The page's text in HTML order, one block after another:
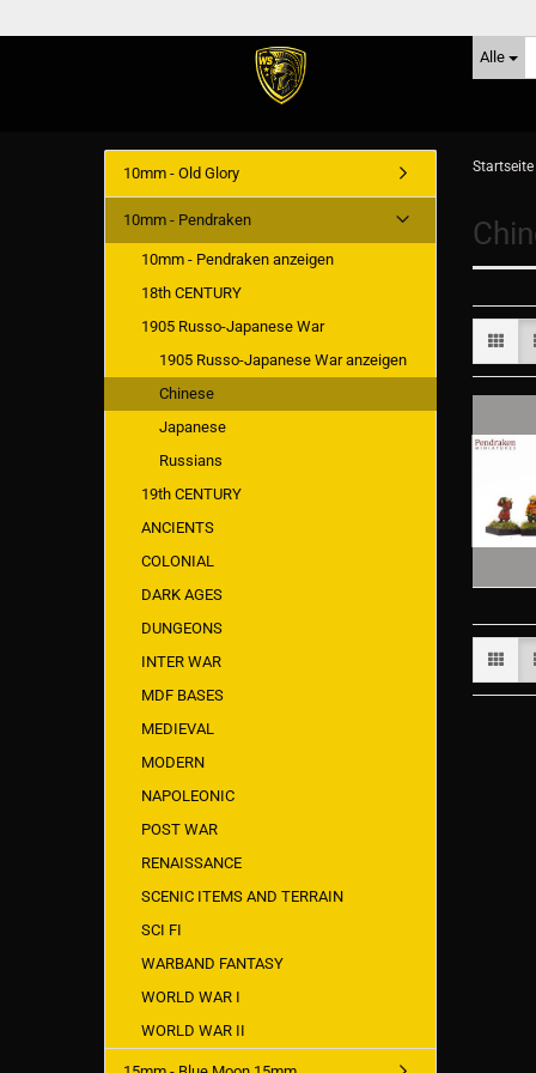
Alle
Startseite
10mm - Old Glory
10mm - Pendraken
10mm - Pendraken anzeigen
18th CENTURY
1905 Russo-Japanese War
1905 Russo-Japanese War anzeigen
Chinese
Japanese
Russians
19th CENTURY
ANCIENTS
COLONIAL
DARK AGES
DUNGEONS
INTER WAR
MDF BASES
MEDIEVAL
MODERN
NAPOLEONIC
POST WAR
RENAISSANCE
SCENIC ITEMS AND TERRAIN
SCI FI
WARBAND FANTASY
WORLD WAR I
WORLD WAR II